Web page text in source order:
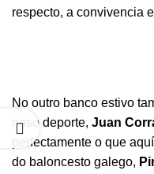
respecto, a convivencia
No outro banco estivo
noso deporte, Juan
perfectamente o que
do baloncesto galego,